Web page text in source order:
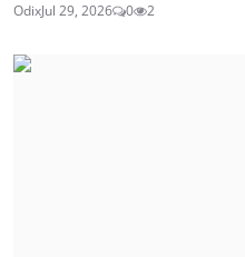
OdixJul 29, 2026 0 2